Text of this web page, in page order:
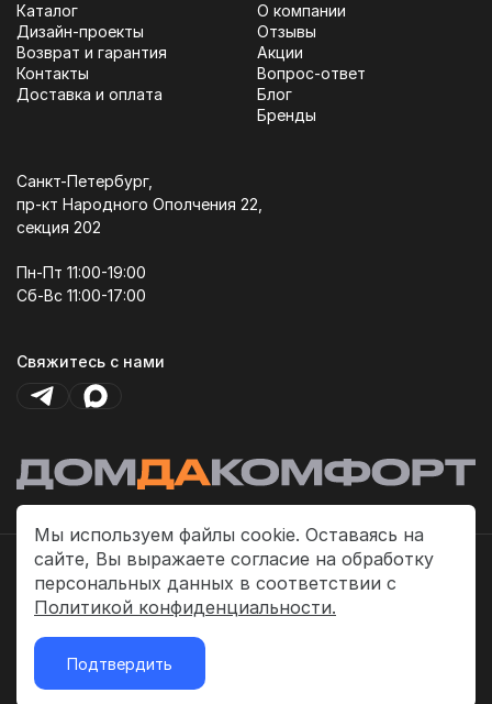
Мы используем файлы cookie. Оставаясь на
сайте, Вы выражаете согласие на обработку
персональных данных в соответствии с
Политикой конфиденциальности.
Подтвердить
Каталог
Дизайн-проекты
Возврат и гарантия
Контакты
Доставка и оплата
О компании
Отзывы
Акции
Вопрос-ответ
Блог
Бренды
Санкт-Петербург,
пр-кт Народного Ополчения 22,
секция 202
Пн-Пт 11:00-19:00
Сб-Вс 11:00-17:00
Свяжитесь с нами
Политика платежей
Политика конфиденциальности
2026 © «ДомДаКомфорт»